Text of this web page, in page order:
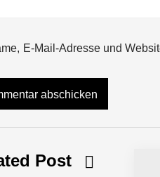
E-Mail-Adresse und
Post